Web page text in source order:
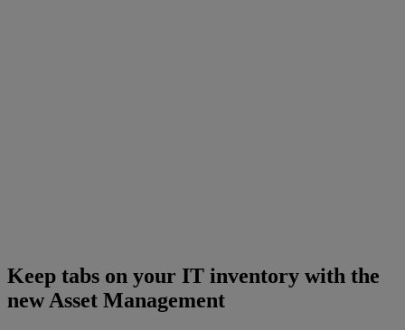
Keep tabs on your IT inventory with the
new Asset Management